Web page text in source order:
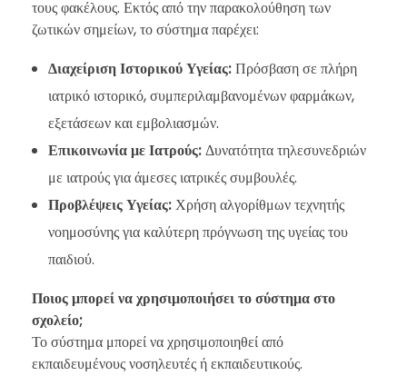
τους φακέλους. Εκτός από την παρακολούθηση των
ζωτικών σημείων, το σύστημα παρέχει:
Διαχείριση Ιστορικού Υγείας:Πρόσβαση σε πλήρη
ιατρικό ιστορικό, συμπεριλαμβανομένων φαρμάκων,
εξετάσεων και εμβολιασμών.
Επικοινωνία με Ιατρούς:Δυνατότητα τηλεσυνεδριών
με ιατρούς για άμεσες ιατρικές συμβουλές.
Προβλέψεις Υγείας:Χρήση αλγορίθμων τεχνητής
νοημοσύνης για καλύτερη πρόγνωση της υγείας του
παιδιού.
Ποιος μπορεί να χρησιμοποιήσει το σύστημα στο
σχολείο;
Το σύστημα μπορεί να χρησιμοποιηθεί από
εκπαιδευμένους νοσηλευτές ή εκπαιδευτικούς.